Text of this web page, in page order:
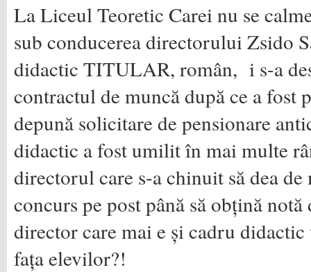
La Liceul Teoretic Carei nu se
sub conducerea directorului Zsido
didactic TITULAR, român, i s-a
contractul de muncă după ce a fost
depună solicitare de pensionare
didactic a fost umilit în mai multe
directorul care s-a chinuit să dea
concurs pe post până să obțină
director care mai e și cadru
fața elevilor?!